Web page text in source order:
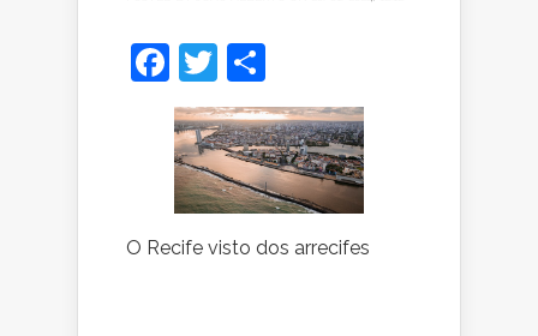
Facebook
Twitter
O Recife visto dos arrecifes